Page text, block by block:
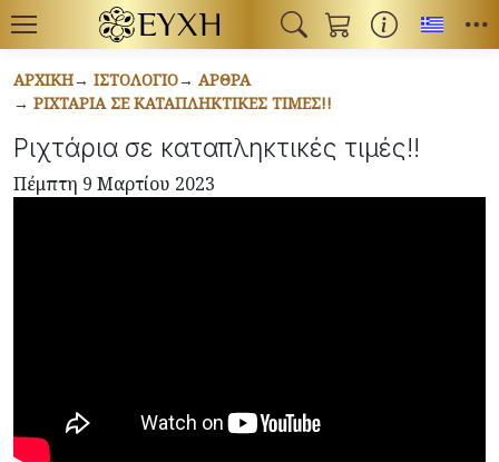
ΑΡΧΙΚΉ ΙΣΤΟΛΌΓΙΟ
ΆΡΘΡΑ
ΡΙΧΤΆΡΙΑ ΣΕ ΚΑΤΑΠΛΗΚΤΙΚΈΣ ΤΙΜΈΣ!!
Ριχτάρια σε καταπληκτικές τιμές!!
Πέμπτη 9 Μαρτίου 2023